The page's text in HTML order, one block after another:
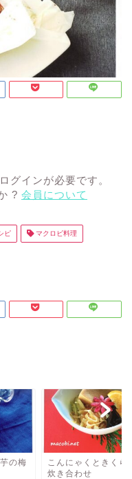
グインが必要です。
? 会員について
ピ マクロビ料理
の梅
こんにゃくときくら
炊き合わせ